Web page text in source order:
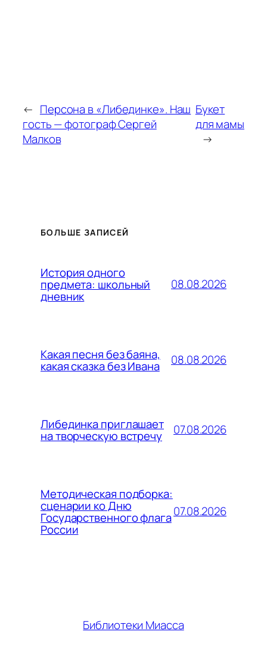
← Персона в «Либединке». Наш
гость — фотограф Сергей
Малков
Букет
для мамы
→
БОЛЬШЕ ЗАПИСЕЙ
История одного
предмета: школьный
дневник
08.08.2026
Какая песня без баяна,
какая сказка без Ивана 08.08.2026
Либединка приглашает
на творческую встречу 07.08.2026
Методическая подборка:
сценарии ко Дню
Государственного флага
России
07.08.2026
Библиотеки Миасса